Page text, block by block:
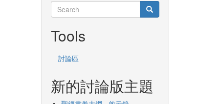
Search
Search Search
Tools
討論區
新的討論版主題